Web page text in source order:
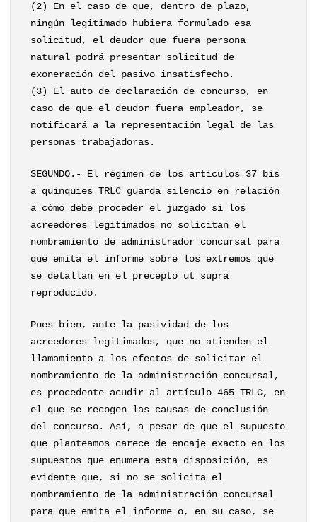
(2) En el caso de que, dentro de plazo,
ningún legitimado hubiera formulado esa
solicitud, el deudor que fuera persona
natural podrá presentar solicitud de
exoneración del pasivo insatisfecho.
(3) El auto de declaración de concurso, en
caso de que el deudor fuera empleador, se
notificará a la representación legal de las
personas trabajadoras.
SEGUNDO.- El régimen de los artículos 37 bis
a quinquies TRLC guarda silencio en relación
a cómo debe proceder el juzgado si los
acreedores legitimados no solicitan el
nombramiento de administrador concursal para
que emita el informe sobre los extremos que
se detallan en el precepto ut supra
reproducido.
Pues bien, ante la pasividad de los
acreedores legitimados, que no atienden el
llamamiento a los efectos de solicitar el
nombramiento de la administración concursal,
es procedente acudir al artículo 465 TRLC, en
el que se recogen las causas de conclusión
del concurso. Así, a pesar de que el supuesto
que planteamos carece de encaje exacto en los
supuestos que enumera esta disposición, es
evidente que, si no se solicita el
nombramiento de la administración concursal
para que emita el informe o, en su caso, se